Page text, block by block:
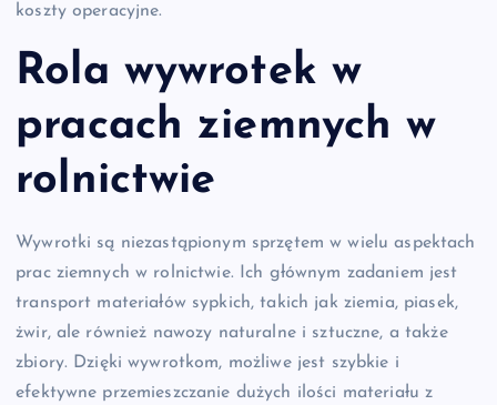
koszty operacyjne.
Rola wywrotek w
pracach ziemnych w
rolnictwie
Wywrotki są niezastąpionym sprzętem w wielu aspektach
prac ziemnych w rolnictwie. Ich głównym zadaniem jest
transport materiałów sypkich, takich jak ziemia, piasek,
żwir, ale również nawozy naturalne i sztuczne, a także
zbiory. Dzięki wywrotkom, możliwe jest szybkie i
efektywne przemieszczanie dużych ilości materiału z